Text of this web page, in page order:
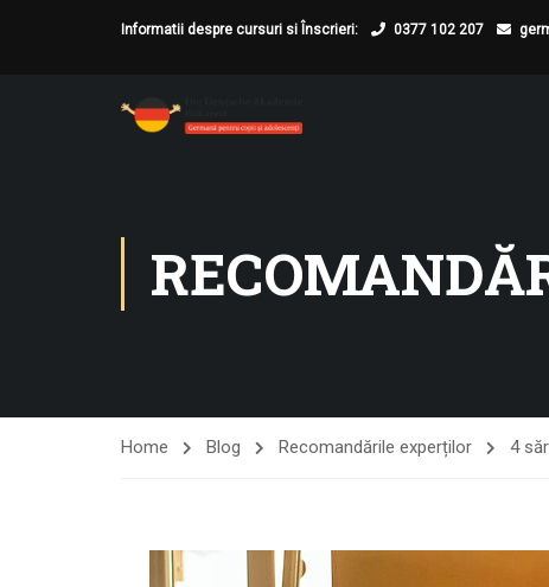
Informatii despre cursuri si Înscrieri: 0377 102 207
Home Blog Recomandările experților 4